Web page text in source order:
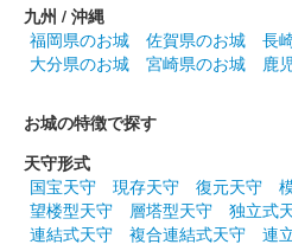
前橋城 御城印 雷神・風
前橋城 御城印
前橋城 御城印 お城
九州 / 沖縄
福岡県のお城
佐賀県のお城 長
大分県のお城
宮崎県のお城 鹿
お城の特徴で探す
天守形式
国宝天守
現存天守 復元天守
望楼型天守
層塔型天守 独立式
連結式天守
複合連結式天守
連